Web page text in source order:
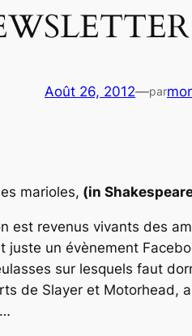
Août 26, 2012—par
marioles, (in
est revenus vivants des
juste un évènement
sur lesquels faut
de Slayer et Motorhead,